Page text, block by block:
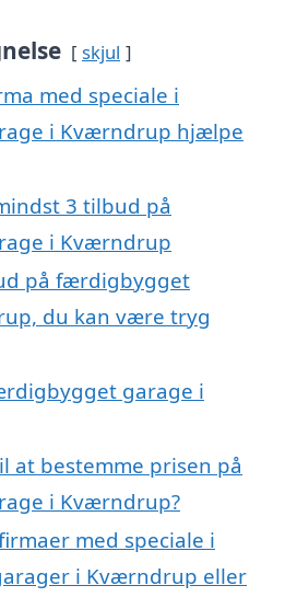
skjul
med speciale i
i Kværndrup hjælpe
3 tilbud på
i Kværndrup
på færdigbygget
du kan være tryg
garage i
at bestemme prisen på
i Kværndrup?
med speciale i
i Kværndrup eller